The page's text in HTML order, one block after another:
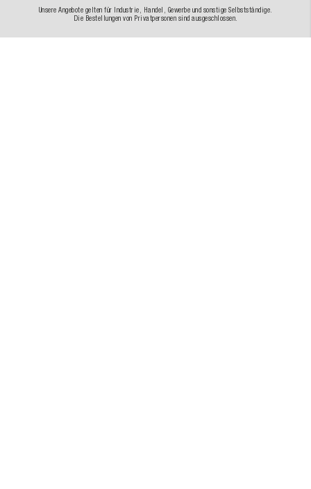
Unsere Angebote gelten für Industrie, Handel, Gewerbe und sonstige Selbstständige.
Die Bestellungen von Privatpersonen sind ausgeschlossen.